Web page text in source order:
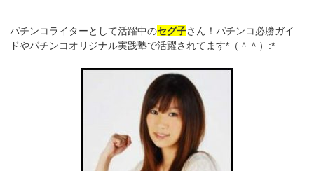
パチンコライターとして活躍中のセグ子さん！パチンコ必勝ガイ
ドやパチンコオリジナル実践塾で活躍されてます*（＾＾）:*